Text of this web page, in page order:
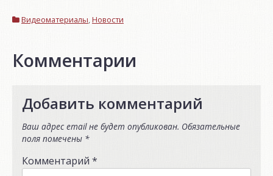
Видеоматериалы,Новости
Комментарии
Добавить комментарий
Ваш адрес email не будет опубликован. Обязательные
поля помечены *
Комментарий *